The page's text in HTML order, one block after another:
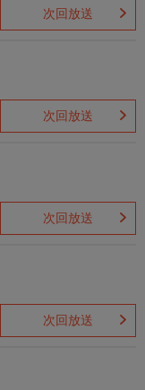
次回放送
次回放送
次回放送
次回放送